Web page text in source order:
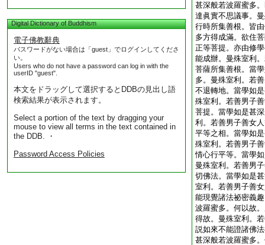
Digital Dictionary of Buddhism
電子佛教辭典
パスワードがない場合は「guest」でログインしてくださ
い。
Users who do not have a password can log in with the
userID "guest".
本文をドラッグして選択するとDDBの見出し語
検索結果が表示されます。
Select a portion of the text by dragging your
mouse to view all terms in the text contained in
the DDB. ・
Password Access Policies
甚深般若波羅蜜多
達眞實不思議事。
行時所集善根。皆
多方得成滿。欲住
正等菩提。亦由修
能成辦。曼殊室利
菩薩所集善根。當
多。曼殊室利。若
不退轉地。當學如
殊室利。若善男子
菩提。當學如是甚
利。若善男子善女
平等之相。當學如
殊室利。若善男子
情心行平等。當學
曼殊室利。若善男
切佛法。當學如是
室利。若善男子善
能現覺諸法祕密義
波羅蜜多。何以故
得故。曼殊室利。
説如來不能證諸佛
甚深般若波羅蜜多